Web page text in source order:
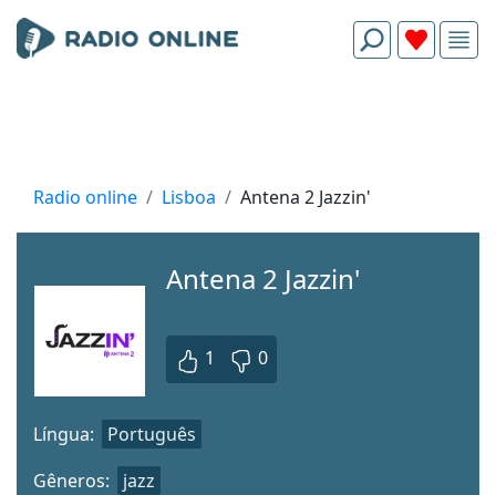
Radio online Lisboa Antena 2 Jazzin'
Antena 2 Jazzin'
1 0
Gêneros: jazz
Língua: Português